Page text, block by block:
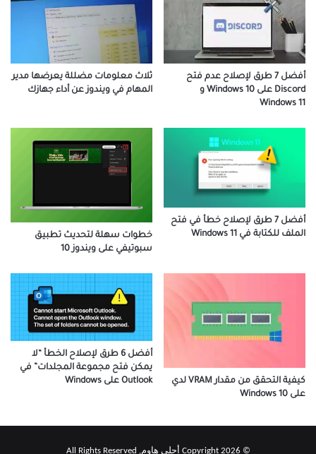
أفضل 7 طرق لإصلاح عدم فتح
Discord على Windows 10 و
Windows 11
ثلاث معلومات مضللة يعرضها مدير
المهام في ويندوز عن أداء جهازك
أفضل 7 طرق لإصلاح خطأ في فتح
الملف للكتابة في Windows 11
خطوات سهلة لتحديث تطبيق
سبوتيفي على ويندوز 10
كيفية التحقق من مقدار VRAM لدي
على Windows 10
أفضل 6 طرق لإصلاح الخطأ “لا
يمكن فتح مجموعة المجلدات” في
Outlook على Windows
© Copyright 2026 أحلى هاوم, All Rights Reserved